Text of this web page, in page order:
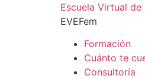
Escuela Virtual de
EVEFem
Formación
Cuánto te
Consultoría